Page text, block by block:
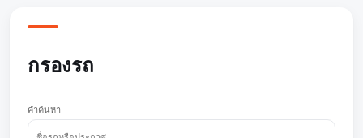
กรองรถ
คำค้นหา